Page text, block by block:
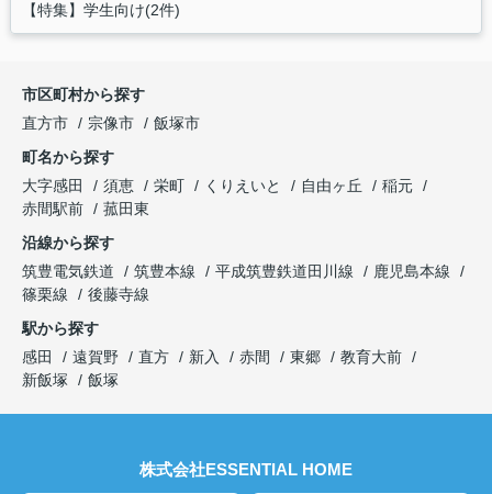
【特集】学生向け(2件)
市区町村から探す
直方市
宗像市
飯塚市
町名から探す
大字感田
須恵 栄町 くりえいと 自由ヶ丘
稲元
赤間駅前
菰田東
沿線から探す
筑豊電気鉄道
筑豊本線 平成筑豊鉄道田川線
鹿児島本線
篠栗線
後藤寺線
駅から探す
感田
遠賀野 直方 新入 赤間 東郷
教育大前
新飯塚
飯塚
株式会社ESSENTIAL HOME